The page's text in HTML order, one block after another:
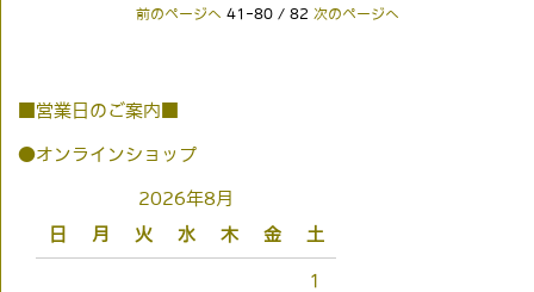
前のページへ 41-80 / 82 次のページへ
■営業日のご案内■
●オンラインショップ
2026年8月
日
月 火 水 木 金 土
1